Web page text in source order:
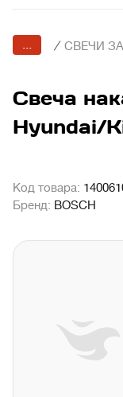
... / СВЕЧИ
Свеча
Hyundai/
Код товара:
Бренд: BOSCH